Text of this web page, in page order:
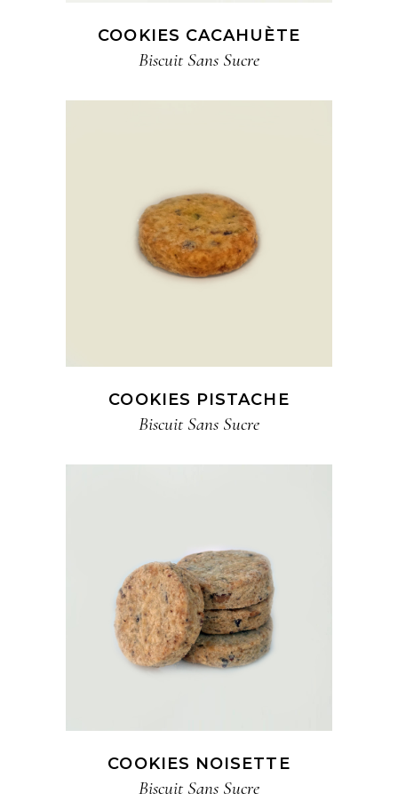
COOKIES CACAHUÈTE
Biscuit​ Sans Sucre
COOKIES PISTACHE
Biscuit​ Sans Sucre
COOKIES NOISETTE
Biscuit​ Sans Sucre